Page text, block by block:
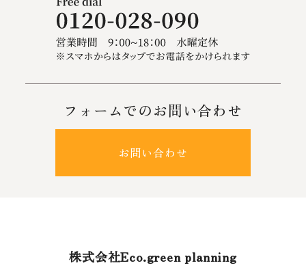
フォームでのお問い合わせ
お問い合わせ
株式会社Eco.green planning